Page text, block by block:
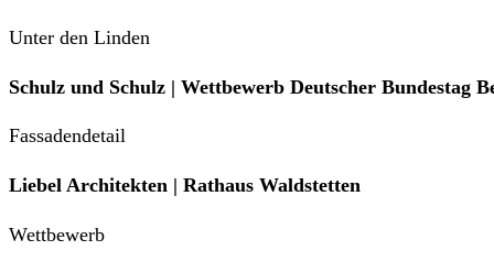
Unter den Linden
Schulz und Schulz | Wettbewerb Deutscher Bundestag
Fassadendetail
Liebel Architekten | Rathaus Waldstetten
Wettbewerb